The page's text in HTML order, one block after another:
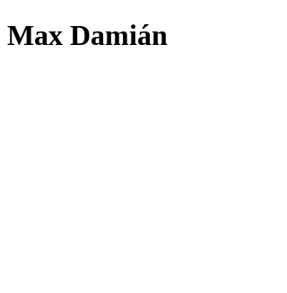
Max Damián